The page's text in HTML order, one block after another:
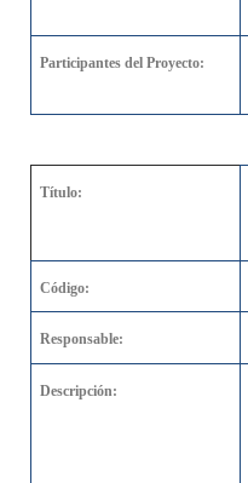
Participantes del Proyecto:
Título:
Código:
Responsable:
Descripción: